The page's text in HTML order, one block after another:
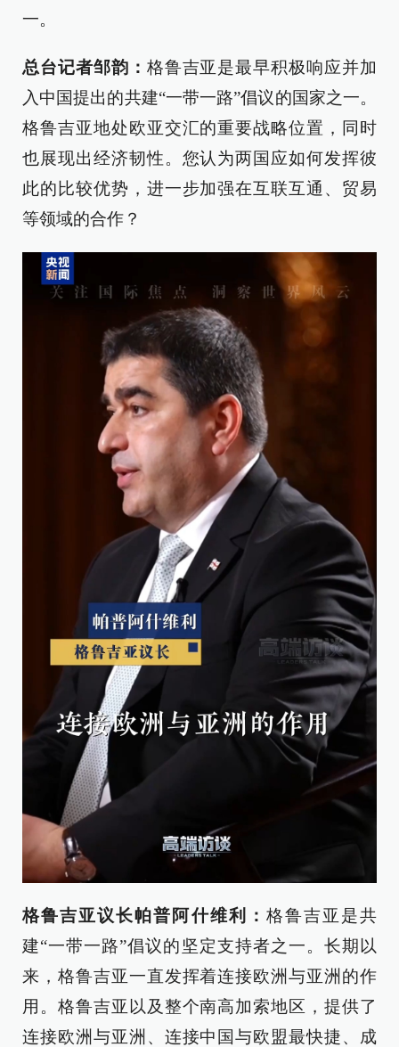
一。
总台记者邹韵： 格鲁吉亚是最早积极响应并加
入中国提出的共建“一带一路”倡议的国家之一。
格鲁吉亚地处欧亚交汇的重要战略位置，同时
也展现出经济韧性。您认为两国应如何发挥彼
此的比较优势，进一步加强在互联互通、贸易
等领域的合作？
格鲁吉亚议长帕普阿什维利： 格鲁吉亚是共
建“一带一路”倡议的坚定支持者之一。长期以
来，格鲁吉亚一直发挥着连接欧洲与亚洲的作
用。格鲁吉亚以及整个南高加索地区，提供了
连接欧洲与亚洲、连接中国与欧盟最快捷、成